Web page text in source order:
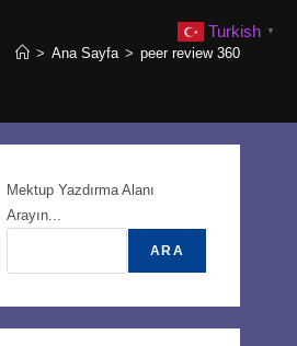
> Ana Sayfa > peer review 360
Mektup Yazdırma Alanı
Arayın...
ARA
Turkish ▼